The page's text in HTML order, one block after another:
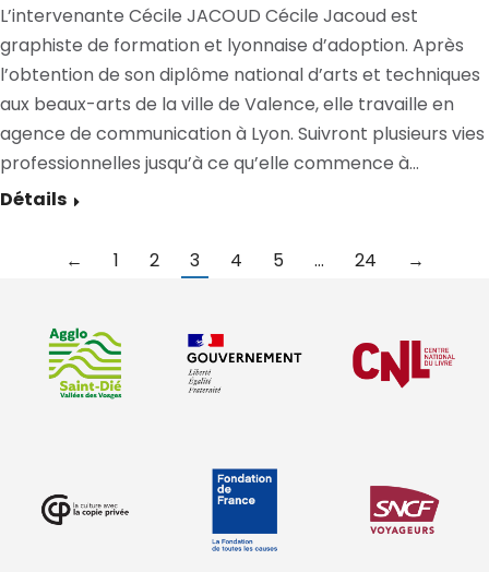
L’intervenante Cécile JACOUD Cécile Jacoud est
graphiste de formation et lyonnaise d’adoption. Après
l’obtention de son diplôme national d’arts et techniques
aux beaux-arts de la ville de Valence, elle travaille en
agence de communication à Lyon. Suivront plusieurs vies
professionnelles jusqu’à ce qu’elle commence à…
Détails
← 1 2 3 4 5 … 24 →